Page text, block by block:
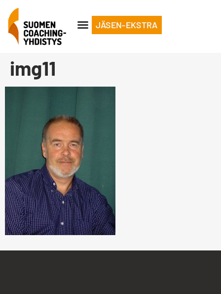
JÄSEN-EKSTRA
img11